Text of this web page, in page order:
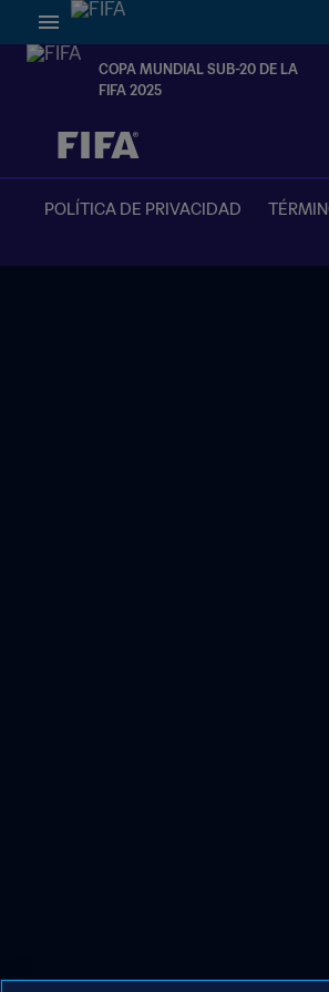
COPA MUNDIAL SUB-20 DE LA
FIFA 2025
{equipoLocal} -
POLÍTICA DE PRIVACIDAD